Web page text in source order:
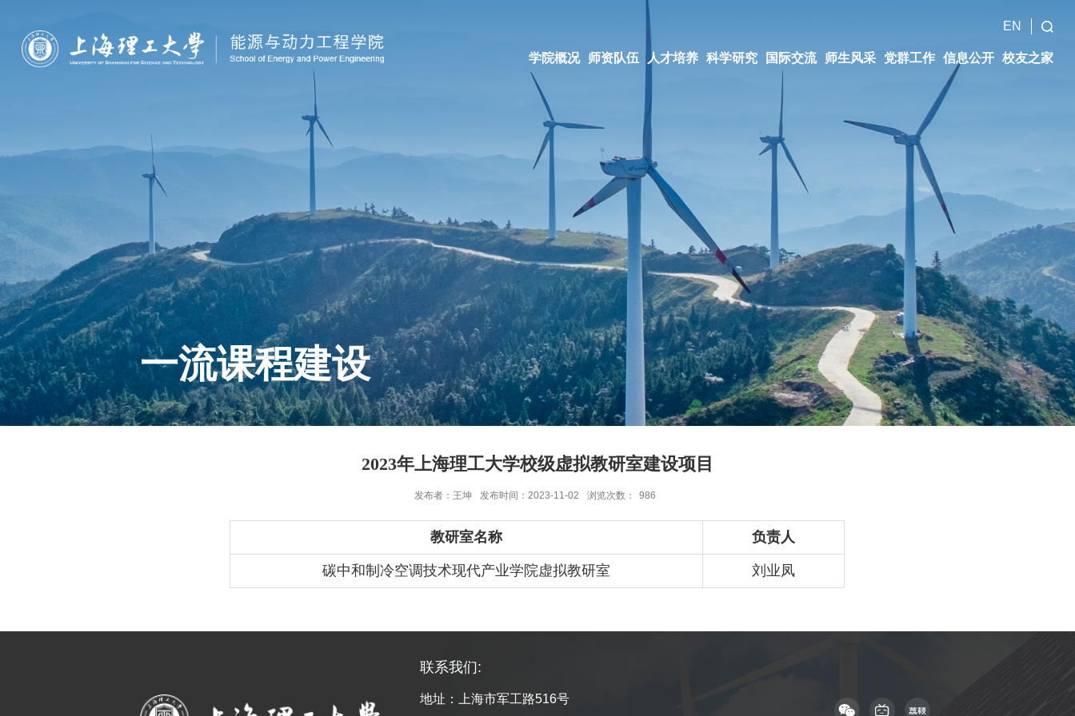
EN
学院概况 师资队伍 人才培养 科学研究 国际交流 师生风采 党群工作 信息公开 校友之家
一流课程建设
2023年上海理工大学校级虚拟教研室建设项目
发布者：王坤 发布时间：2023-11-02 浏览次数： 986
教研室名称 负责人
碳中和制冷空调技术现代产业学院虚拟教研室 刘业凤
联系我们:
地址：上海市军工路516号